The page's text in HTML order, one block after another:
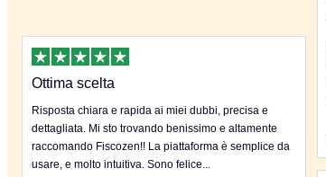
Ottima scelta
Risposta chiara e rapida ai miei dubbi, precisa e
dettagliata. Mi sto trovando benissimo e altamente
raccomando Fiscozen!! La piattaforma è semplice da
usare, e molto intuitiva. Sono felice...